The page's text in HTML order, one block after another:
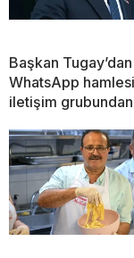
Başkan
WhatsApp
iletişim grubundan